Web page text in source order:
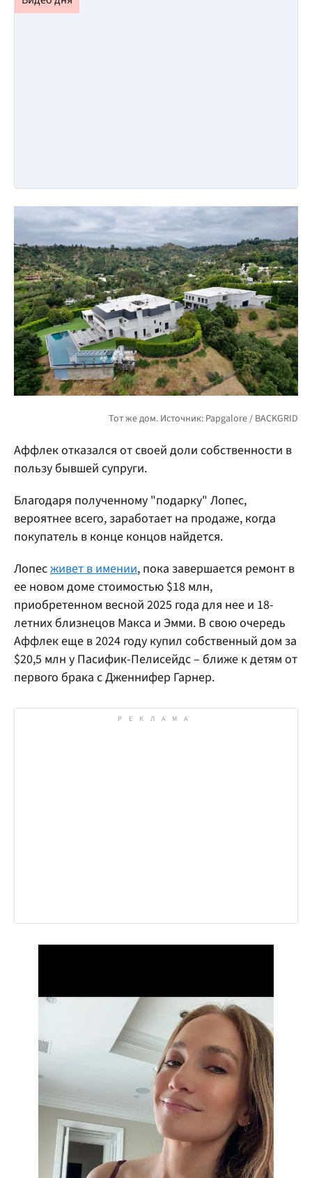
Аффлек отказался от своей доли собственности в
пользу бывшей супруги.
Благодаря полученному "подарку" Лопес,
вероятнее всего, заработает на продаже, когда
покупатель в конце концов найдется.
Лопесживет в имении, пока завершается ремонт в
ее новом доме стоимостью $18 млн,
приобретенном весной 2025 года для нее и 18-
летних близнецов Макса и Эмми. В свою очередь
Аффлек еще в 2024 году купил собственный дом за
$20,5 млн у Пасифик-Пелисейдс – ближе к детям от
первого брака с Дженнифер Гарнер.